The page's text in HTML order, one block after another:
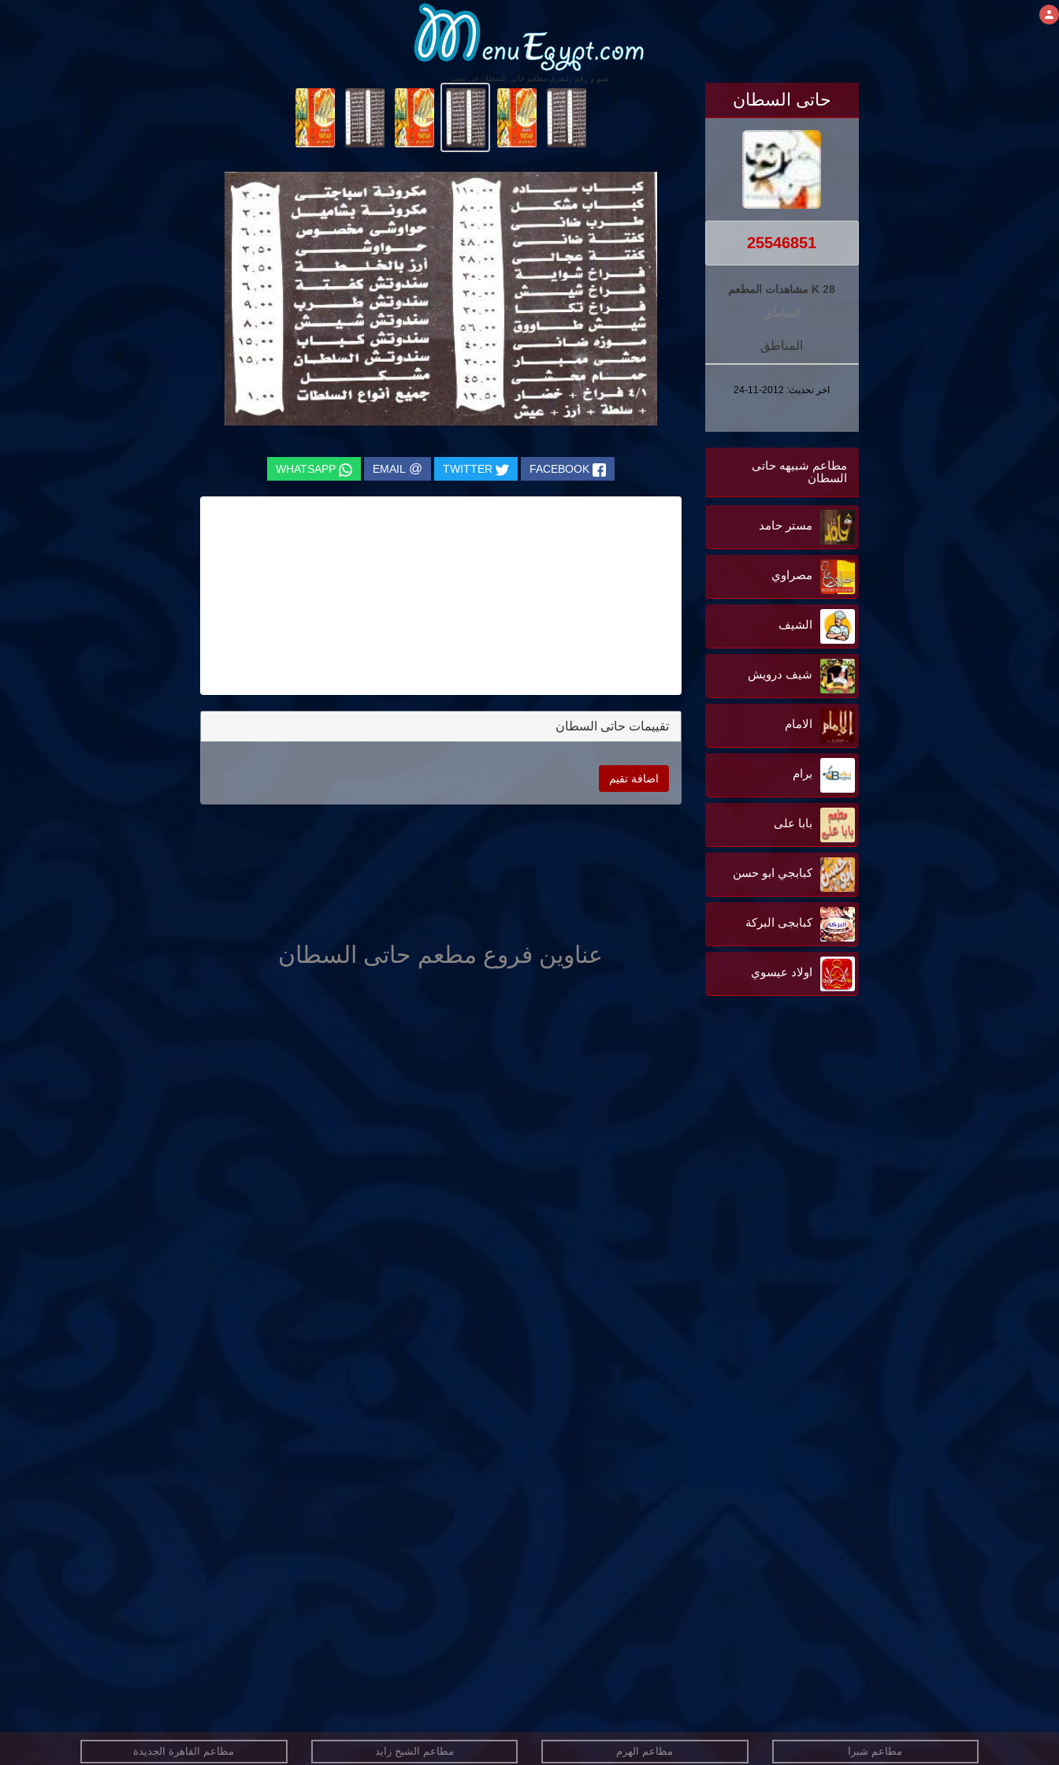
منيو و رقم دليفرى مطعم حاتى السطان فى مصر
حاتى السطان
25546851
28 K مشاهدات المطعم
المناطق
المناطق
اخر تحديث: 2012-11-24
مطاعم شبيهه حاتى
السطان
مستر حامد
مصراوي
الشيف
شيف درويش
الامام
برام
بابا على
كبابجي ابو حسن
كبابجى البركة
اولاد عيسوي
FACEBOOK
TWITTER
@
EMAIL
WHATSAPP
تقييمات حاتى السطان
اضافة تقيم
عناوين فروع مطعم حاتى السطان
مطاعم شبرا مطاعم الهرم مطاعم الشيخ زايد مطاعم القاهرة الجديدة